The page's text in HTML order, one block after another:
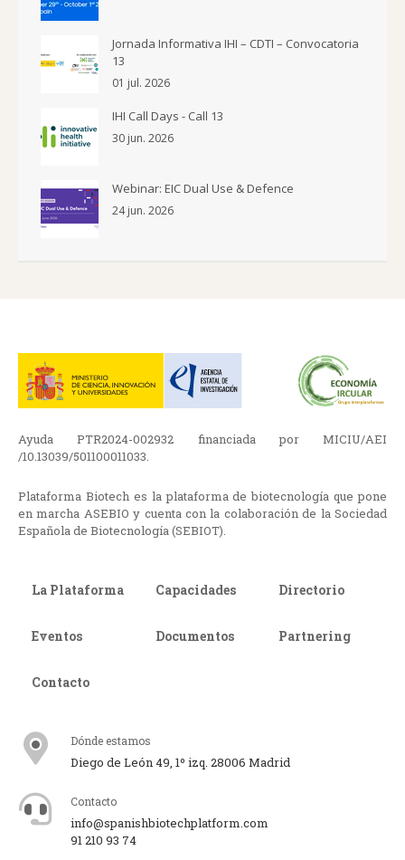
Jornada Informativa IHI – CDTI – Convocatoria
13
01 jul. 2026
IHI Call Days - Call 13
30 jun. 2026
Webinar: EIC Dual Use & Defence
24 jun. 2026
Ayuda PTR2024-002932 financiada por MICIU/AEI
/10.13039/501100011033.
Plataforma Biotech es la plataforma de biotecnología que pone
en marcha ASEBIO y cuenta con la colaboración de la Sociedad
Española de Biotecnología (SEBIOT).
La Plataforma Capacidades Directorio
Eventos Documentos Partnering
Contacto
Dónde estamos
Diego de León 49, 1º izq. 28006 Madrid
Contacto
info@spanishbiotechplatform.com
91 210 93 74